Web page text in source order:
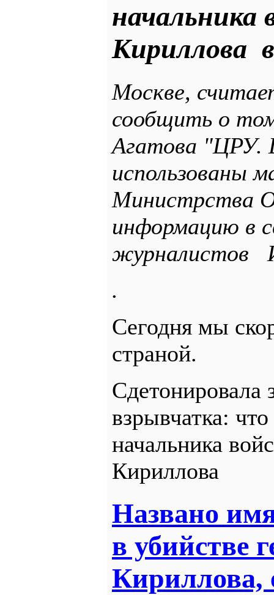
начальника
Кириллова в
Москве,
сообщить о
Агатова "ЦРУ.
использованы
Министрства
информацию в
журналистов
.
Сегодня мы
страной.
Сдетонировала
взрывчатка:
начальника
Кириллова
Названо
в убийстве
Кириллова,